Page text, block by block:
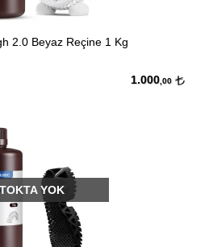
2.0 Beyaz Reçine 1 Kg
1.000 ,00
YOK